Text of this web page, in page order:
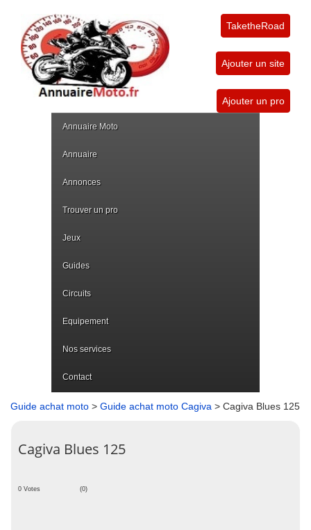
TaketheRoad
Ajouter un site
Ajouter un pro
Annuaire Moto
Annuaire
Annonces
Trouver un pro
Jeux
Guides
Circuits
Equipement
Nos services
Contact
Guide achat moto > Guide achat moto Cagiva > Cagiva Blues 125
Cagiva Blues 125
0 Votes (0)